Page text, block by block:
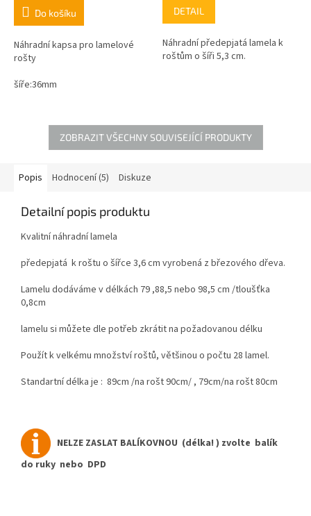
5,0
5
hvězdiček.
Do košíku
Náhradní kapsa pro lamelové
rošty
šíře:36mm
5
hvězdiček.
DETAIL
Náhradní předepjatá lamela k
roštům o šíři 5,3 cm.
ZOBRAZIT VŠECHNY SOUVISEJÍCÍ PRODUKTY
Popis Hodnocení (5) Diskuze
Detailní popis produktu
Kvalitní náhradní lamela
předepjatá k roštu o šířce 3,6 cm vyrobená z březového dřeva.
Lamelu dodáváme v délkách 79 ,88,5 nebo 98,5 cm /tloušťka
0,8cm
lamelu si můžete dle potřeb zkrátit na požadovanou délku
Použít k velkému množství roštů, většinou o počtu 28 lamel.
Standartní délka je : 89cm /na rošt 90cm/ , 79cm/na rošt 80cm
NELZE ZASLAT BALÍKOVNOU (délka! ) zvolte balík
do ruky nebo DPD